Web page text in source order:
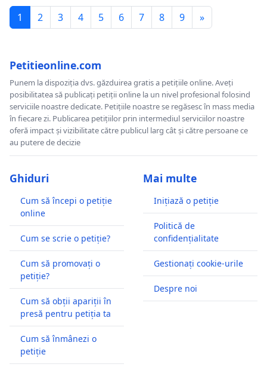
1 2 3 4 5 6 7 8 9 »
Petitieonline.com
Punem la dispoziția dvs. găzduirea gratis a petițiile online. Aveți
posibilitatea să publicați petiții online la un nivel profesional folosind
serviciile noastre dedicate. Petițiile noastre se regăsesc în mass media
în fiecare zi. Publicarea petițiilor prin intermediul serviciilor noastre
oferă impact și vizibilitate către publicul larg cât și către persoane ce
au putere de decizie
Ghiduri
Cum să începi o petiție
online
Cum se scrie o petiție?
Cum să promovați o
petiție?
Cum să obții apariții în
presă pentru petiția ta
Cum să înmânezi o
petiție
Mai multe
Inițiază o petiție
Politică de
confidențialitate
Gestionați cookie-urile
Despre noi